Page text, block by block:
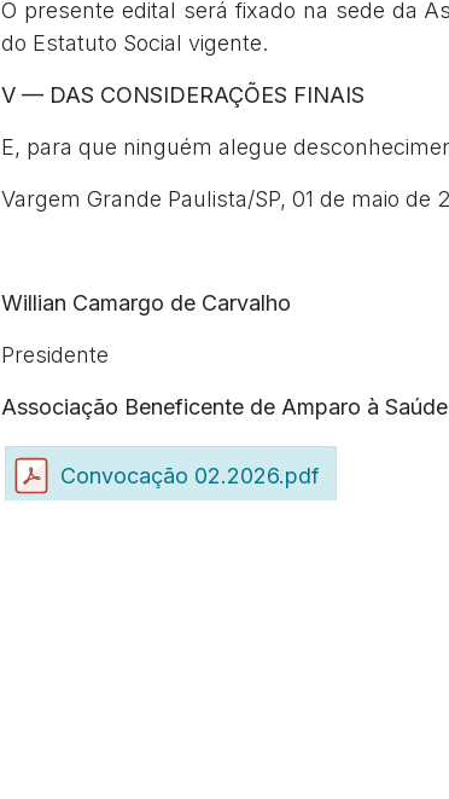
O presente edital será fixado na sede da
do Estatuto Social vigente.
V — DAS CONSIDERAÇÕES FINAIS
E, para que ninguém alegue
Vargem Grande Paulista/SP, 01 de maio de
Willian Camargo de Carvalho
Presidente
Associação Beneficente de Amparo à Saúde
Convocação 02.2026.pdf